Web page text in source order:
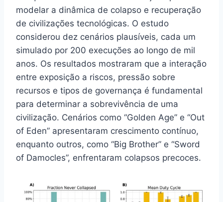
modelar a dinâmica de colapso e recuperação
de civilizações tecnológicas. O estudo
considerou dez cenários plausíveis, cada um
simulado por 200 execuções ao longo de mil
anos. Os resultados mostraram que a interação
entre exposição a riscos, pressão sobre
recursos e tipos de governança é fundamental
para determinar a sobrevivência de uma
civilização. Cenários como “Golden Age” e “Out
of Eden” apresentaram crescimento contínuo,
enquanto outros, como “Big Brother” e “Sword
of Damocles”, enfrentaram colapsos precoces.